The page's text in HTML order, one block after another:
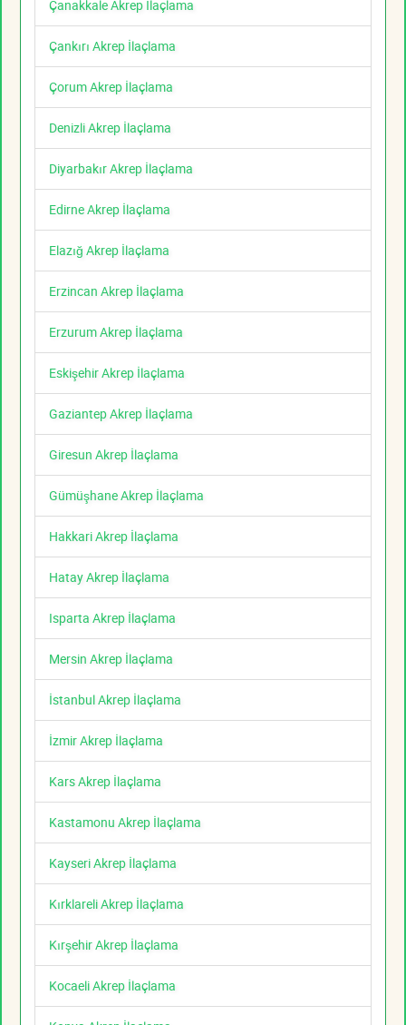
Çanakkale Akrep İlaçlama
Çankırı Akrep İlaçlama
Çorum Akrep İlaçlama
Denizli Akrep İlaçlama
Diyarbakır Akrep İlaçlama
Edirne Akrep İlaçlama
Elazığ Akrep İlaçlama
Erzincan Akrep İlaçlama
Erzurum Akrep İlaçlama
Eskişehir Akrep İlaçlama
Gaziantep Akrep İlaçlama
Giresun Akrep İlaçlama
Gümüşhane Akrep İlaçlama
Hakkari Akrep İlaçlama
Hatay Akrep İlaçlama
Isparta Akrep İlaçlama
Mersin Akrep İlaçlama
İstanbul Akrep İlaçlama
İzmir Akrep İlaçlama
Kars Akrep İlaçlama
Kastamonu Akrep İlaçlama
Kayseri Akrep İlaçlama
Kırklareli Akrep İlaçlama
Kırşehir Akrep İlaçlama
Kocaeli Akrep İlaçlama